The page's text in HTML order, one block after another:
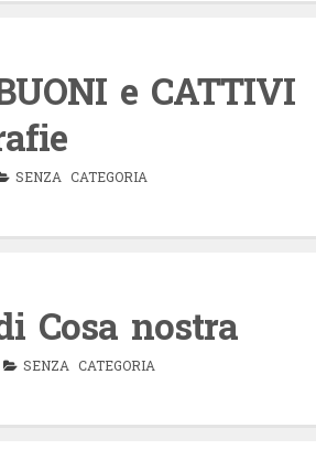
e CATTIVI
SENZA CATEGORIA
Cosa nostra
SENZA CATEGORIA